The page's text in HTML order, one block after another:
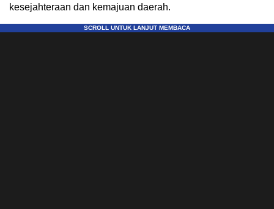
kesejahteraan dan kemajuan daerah.